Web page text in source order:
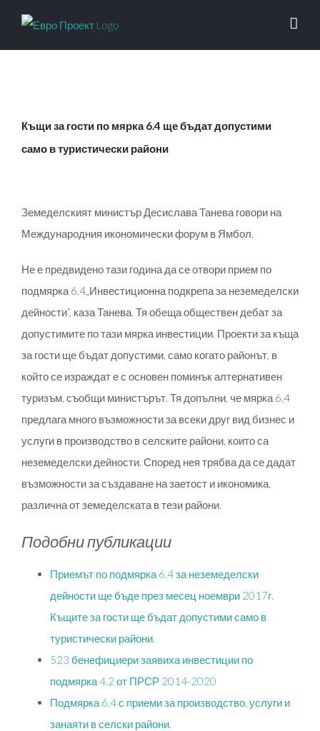
content
Къщи за гости по мярка 6.4 ще бъдат допустими
само в туристически райони
Larger
Image
Земеделският министър Десислава Танева говори на
Международния икономически форум в Ямбол.
Не е предвидено тази година да се отвори прием по
подмярка 6.4„Инвестиционна подкрепа за неземеделски
дейности“, каза Танева. Тя обеща обществен дебат за
допустимите по тази мярка инвестиции. Проекти за къща
за гости ще бъдат допустими, само когато районът, в
който се израждат е с основен поминък алтернативен
туризъм, съобщи министърът. Тя допълни, че мярка 6.4
предлага много възможности за всеки друг вид бизнес и
услуги в производство в селските райони, които са
неземеделски дейности. Според нея трябва да се дадат
възможности за създаване на заетост и икономика,
различна от земеделската в тези райони.
Подобни публикации
Приемът по подмярка 6.4 за неземеделски
дейности ще бъде през месец ноември 2017г.
Къщите за гости ще бъдат допустими само в
туристически райони.
523 бенефициери заявиха инвестиции по
подмярка 4.2 от ПРСР 2014-2020
Подмярка 6.4 с приеми за производство, услуги и
занаяти в селски райони.